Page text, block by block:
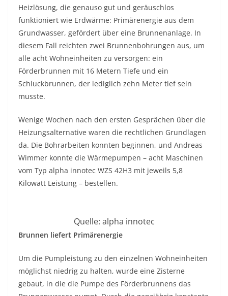
Heizlösung, die genauso gut und geräuschlos
funktioniert wie Erdwärme: Primärenergie aus dem
Grundwasser, gefördert über eine Brunnenanlage. In
diesem Fall reichten zwei Brunnenbohrungen aus, um
alle acht Wohneinheiten zu versorgen: ein
Förderbrunnen mit 16 Metern Tiefe und ein
Schluckbrunnen, der lediglich zehn Meter tief sein
musste.
Wenige Wochen nach den ersten Gesprächen über die
Heizungsalternative waren die rechtlichen Grundlagen
da. Die Bohrarbeiten konnten beginnen, und Andreas
Wimmer konnte die Wärmepumpen – acht Maschinen
vom Typ alpha innotec WZS 42H3 mit jeweils 5,8
Kilowatt Leistung – bestellen.
Quelle: alpha innotec
Brunnen liefert Primärenergie
Um die Pumpleistung zu den einzelnen Wohneinheiten
möglichst niedrig zu halten, wurde eine Zisterne
gebaut, in die die Pumpe des Förderbrunnens das